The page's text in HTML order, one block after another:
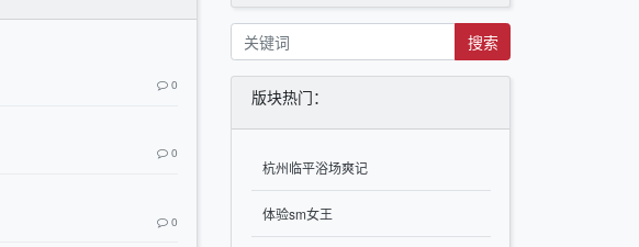
0
0
0
搜索
版块热门：
杭州临平浴场爽记
体验sm女王